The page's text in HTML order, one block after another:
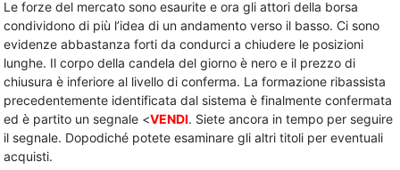
Le forze del mercato sono esaurite e ora gli attori della borsa
condividono di più l’idea di un andamento verso il basso. Ci sono
evidenze abbastanza forti da condurci a chiudere le posizioni
lunghe. Il corpo della candela del giorno è nero e il prezzo di
chiusura è inferiore al livello di conferma. La formazione ribassista
precedentemente identificata dal sistema è finalmente confermata
ed è partito un segnale <VENDI. Siete ancora in tempo per seguire
il segnale. Dopodiché potete esaminare gli altri titoli per eventuali
acquisti.